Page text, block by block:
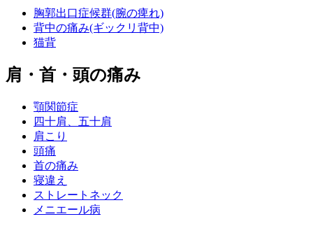
胸郭出口症候群(腕の痺れ)
背中の痛み(ギックリ背中)
猫背
肩・首・頭の痛み
顎関節症
四十肩、五十肩
肩こり
頭痛
首の痛み
寝違え
ストレートネック
メニエール病